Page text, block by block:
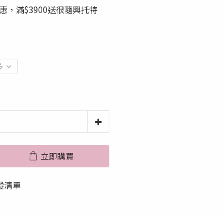
，滿$3900送很隨興托特
立即購買
清單